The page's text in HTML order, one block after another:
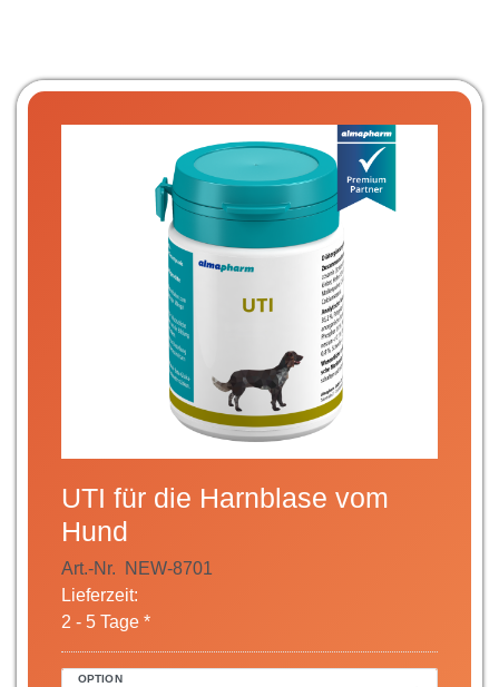
UTI für die Harnblase vom
Hund
Art.-Nr.
NEW-8701
Lieferzeit:
2 - 5 Tage *
OPTION